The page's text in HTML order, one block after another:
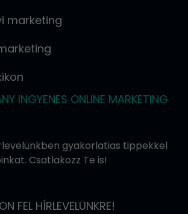
marketing
INGYENES ONLINE MARKETING
gyakorlatias tippekkel
Csatlakozz Te is!
FEL HÍRLEVELÜNKRE!